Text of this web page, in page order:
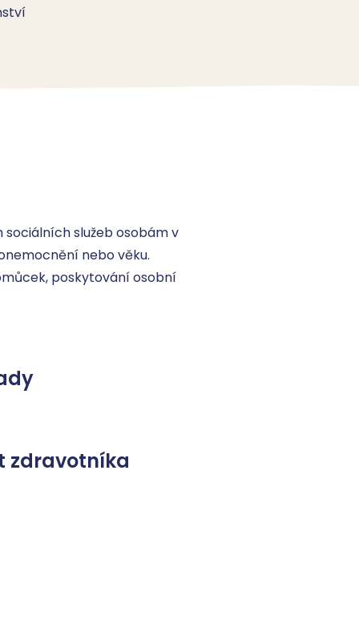
služeb osobám v
nebo věku.
poskytování osobní
zdravotníka